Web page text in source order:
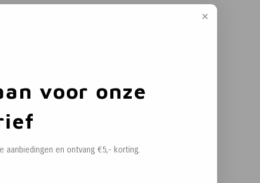
voor onze
aanbiedingen en ontvang €5,- korting.